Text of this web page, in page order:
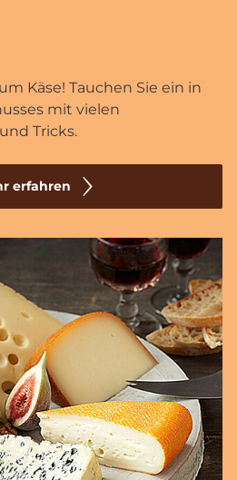
Käse! Tauchen Sie ein in
mit vielen
Tricks.
erfahren